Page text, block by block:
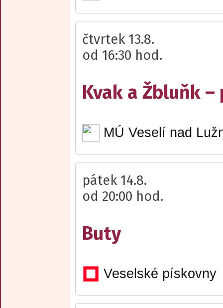
čtvrtek 13.8.
od 16:30 hod.
Kvak a Žbluňk –
MÚ Veselí nad
pátek 14.8.
od 20:00 hod.
Buty
Veselské pískovny